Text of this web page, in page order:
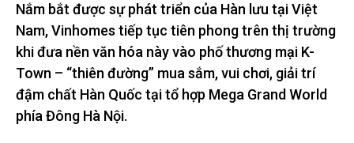
Nắm bắt được sự phát triển của Hàn lưu tại Việt
Nam, Vinhomes tiếp tục tiên phong trên thị trường
khi đưa nền văn hóa này vào phố thương mại K-
Town – “thiên đường” mua sắm, vui chơi, giải trí
đậm chất Hàn Quốc tại tổ hợp Mega Grand World
phía Đông Hà Nội.